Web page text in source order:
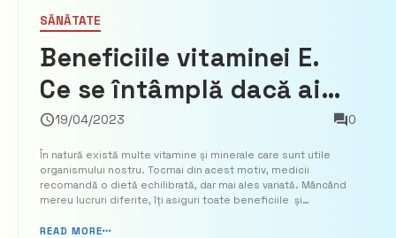
SĂNĂTATE
Beneficiile vitaminei E.
Ce se întâmplă dacă ai
un deficit în organism
19/04/2023 0
În natură există multe vitamine și minerale care sunt utile
organismului nostru. Tocmai din acest motiv, medicii
recomandă o dietă echilibrată, dar mai ales variată. Mâncând
mereu lucruri diferite, îți asiguri toate beneficiile și
articol vom vorbi despre o vitamină pe ca...
READ MORE